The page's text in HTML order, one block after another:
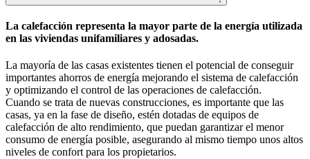
La calefacción representa la mayor parte de la energía utilizada
en las viviendas unifamiliares y adosadas.
La mayoría de las casas existentes tienen el potencial de conseguir
importantes ahorros de energía mejorando el sistema de calefacción
y optimizando el control de las operaciones de calefacción.
Cuando se trata de nuevas construcciones, es importante que las
casas, ya en la fase de diseño, estén dotadas de equipos de
calefacción de alto rendimiento, que puedan garantizar el menor
consumo de energía posible, asegurando al mismo tiempo unos altos
niveles de confort para los propietarios.